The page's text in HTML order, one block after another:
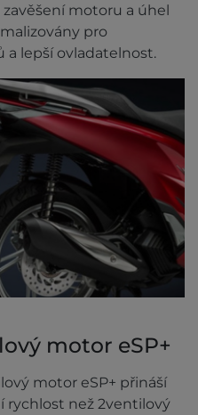
motoru a úhel
pro
a lepší ovladatelnost.
motor eSP+
motor eSP+ přináší
rychlost než 2ventilový